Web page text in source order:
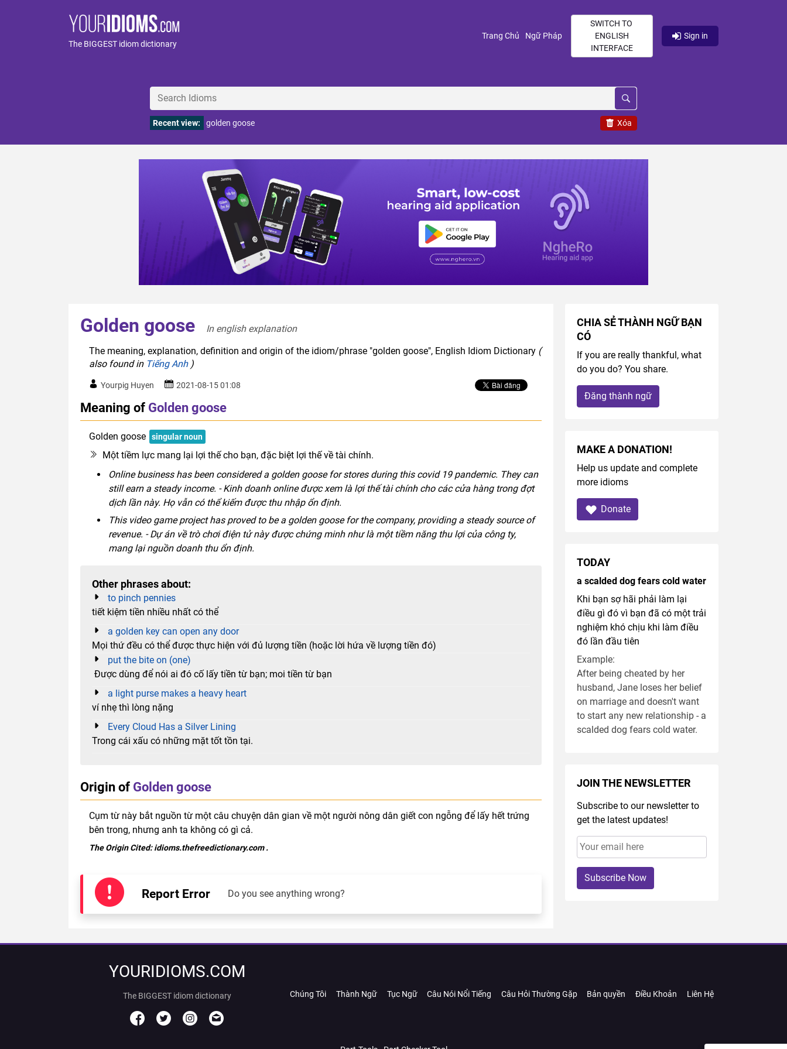
The BIGGEST idiom dictionary
Trang Chủ (current)
Ngữ Pháp(current)
SWITCH TO
ENGLISH
INTERFACE
Sign in
Xóa
Recent view: golden goose
Golden goose
In english explanation
The meaning, explanation, definition and origin of the idiom/phrase "golden goose", English Idiom Dictionary (
also found in Tiếng Anh)
Yourpig Huyen 2021-08-15 01:08
Meaning of Golden goose
Golden goose singular noun
Một tiềm lực mang lại lợi thế cho bạn, đặc biệt lợi thế về tài chính.
Online business has been considered a golden goose for stores during this covid 19 pandemic. They can
still earn a steady income. - Kinh doanh online được xem là lợi thế tài chính cho các cửa hàng trong đợt
dịch lần này. Họ vẫn có thể kiếm được thu nhập ổn định.
This video game project has proved to be a golden goose for the company, providing a steady source of
revenue. - Dự án về trò chơi điện tử này được chứng minh như là một tiềm năng thu lợi của công ty,
mang lại nguồn doanh thu ổn định.
Other phrases about:
to pinch pennies
tiết kiệm tiền nhiều nhất có thể
a golden key can open any door
Mọi thứ đều có thể được thực hiện với đủ lượng tiền (hoặc lời hứa về lượng tiền đó)
put the bite on (one)
Được dùng để nói ai đó cố lấy tiền từ bạn; moi tiền từ bạn
a light purse makes a heavy heart
ví nhẹ thì lòng nặng
Every Cloud Has a Silver Lining
Trong cái xấu có những mặt tốt tồn tại.
Origin of Golden goose
Cụm từ này bắt nguồn từ một câu chuyện dân gian về một người nông dân giết con ngỗng để lấy hết trứng
bên trong, nhưng anh ta không có gì cả.
The Origin Cited:idioms.thefreedictionary.com.
Report Error Do you see anything wrong?
CHIA SẺ THÀNH NGỮ BẠN
CÓ
If you are really thankful, what
do you do? You share.
Đăng thành ngữ
MAKE A DONATION!
Help us update and complete
more idioms
Donate
TODAY
a scalded dog fears cold water
Khi bạn sợ hãi phải làm lại
điều gì đó vì bạn đã có một trải
nghiệm khó chịu khi làm điều
đó lần đầu tiên
Example:
After being cheated by her
husband, Jane loses her belief
on marriage and doesn't want
to start any new relationship - a
scalded dog fears cold water.
JOIN THE NEWSLETTER
Subscribe to our newsletter to
get the latest updates!
Subscribe Now
YOURIDIOMS.COM
The BIGGEST idiom dictionary Chúng Tôi Thành Ngữ Tục Ngữ Câu Nói Nổi Tiếng Câu Hỏi Thường Gặp Bản quyền Điều Khoản Liên Hệ